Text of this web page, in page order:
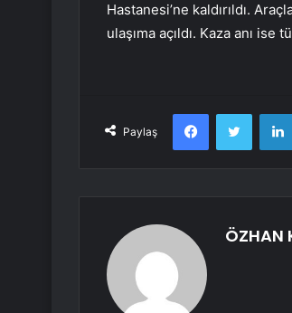
Hastanesi’ne kaldırıldı.
ulaşıma açıldı. Kaza anı
Paylaş
FacebookTwitter
ÖZHAN